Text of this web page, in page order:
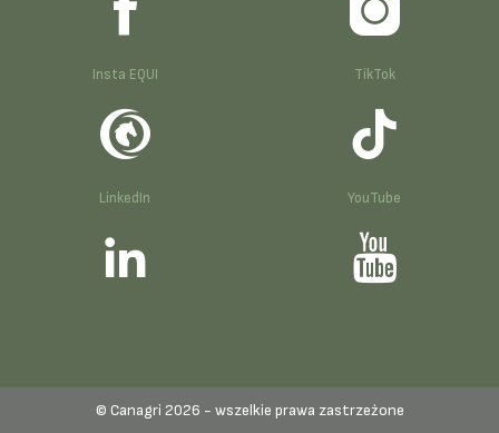
Insta EQUI TikTok
LinkedIn YouTube
© Canagri 2026 - wszelkie prawa zastrzeżone